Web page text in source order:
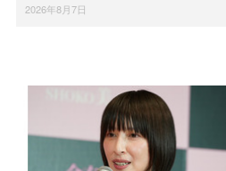
2026年8月7日